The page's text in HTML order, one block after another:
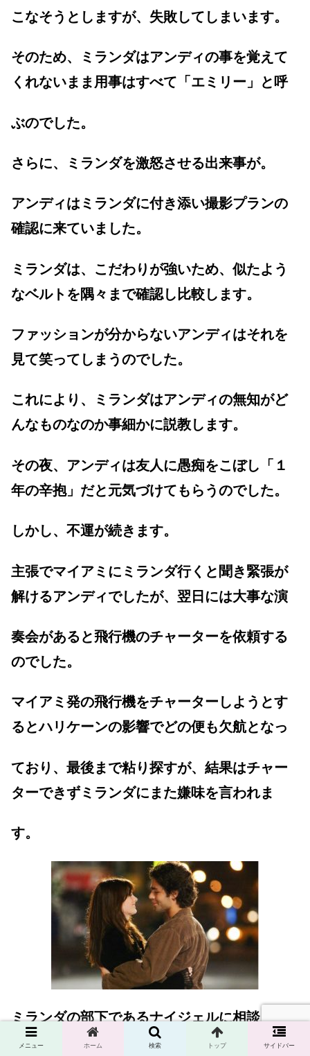
こなそうとしますが、失敗してしまいます。
そのため、ミランダはアンディの事を覚えて
くれないまま用事はすべて「エミリー」と呼
ぶのでした。
さらに、ミランダを激怒させる出来事が。
アンディはミランダに付き添い撮影プランの
確認に来ていました。
ミランダは、こだわりが強いため、似たよう
なベルトを隅々まで確認し比較します。
ファッションが分からないアンディはそれを
見て笑ってしまうのでした。
これにより、ミランダはアンディの無知がど
んなものなのか事細かに説教します。
その夜、アンディは友人に愚痴をこぼし「１
年の辛抱」だと元気づけてもらうのでした。
しかし、不運が続きます。
主張でマイアミにミランダ行くと聞き緊張が
解けるアンディでしたが、翌日には大事な演
奏会があると飛行機のチャーターを依頼する
のでした。
マイアミ発の飛行機をチャーターしようとす
るとハリケーンの影響でどの便も欠航となっ
ており、最後まで粘り探すが、結果はチャー
ターできずミランダにまた嫌味を言われま
す。
ミランダの部下であるナイジェルに相談し、
愚痴をこぼしてしまいますがナイジェルは味
メニュー ホーム 検索 トップ サイドバー